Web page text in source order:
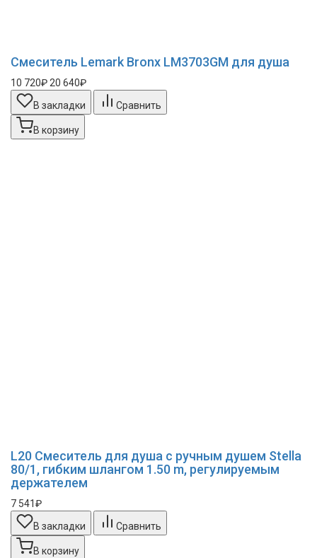
Смеситель Lemark Bronx LM3703GM для душа
10 720₽20 640₽
В закладки
Сравнить
В корзину
L20 Смеситель для душа с ручным душем Stella
80/1, гибким шлангом 1.50 m, регулируемым
держателем
7 541₽
В закладки
Сравнить
В корзину